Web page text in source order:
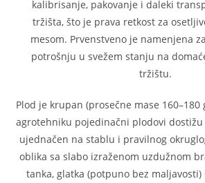
kalibrisanje, pakovanje i daleki
tržišta, što je prava retkost za
mesom. Prvenstveno je namenjena
potrošnju u svežem stanju na
tržištu.
Plod je krupan (prosečne mase
agrotehniku pojedinačni plodovi dostižu
ujednačen na stablu i pravilnog
oblika sa slabo izraženom uzdužnom
tanka, glatka (potpuno bez maljavosti)